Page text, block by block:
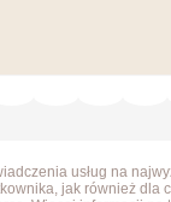
usług na
jak również